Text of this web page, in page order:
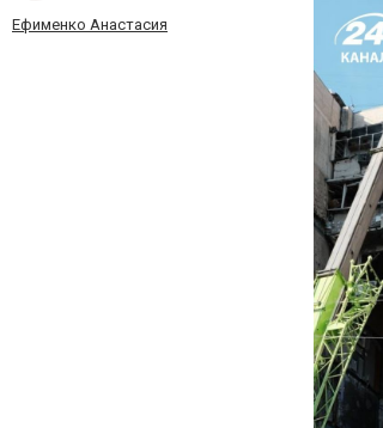
Ефименко Анастасия